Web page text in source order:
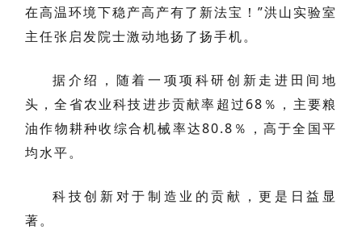
在高温环境下稳产高产有了新法宝！”洪山实验室
主任张启发院士激动地扬了扬手机。
据介绍，随着一项项科研创新走进田间地
头，全省农业科技进步贡献率超过68％，主要粮
油作物耕种收综合机械率达80.8％，高于全国平
均水平。
科技创新对于制造业的贡献，更是日益显
著。